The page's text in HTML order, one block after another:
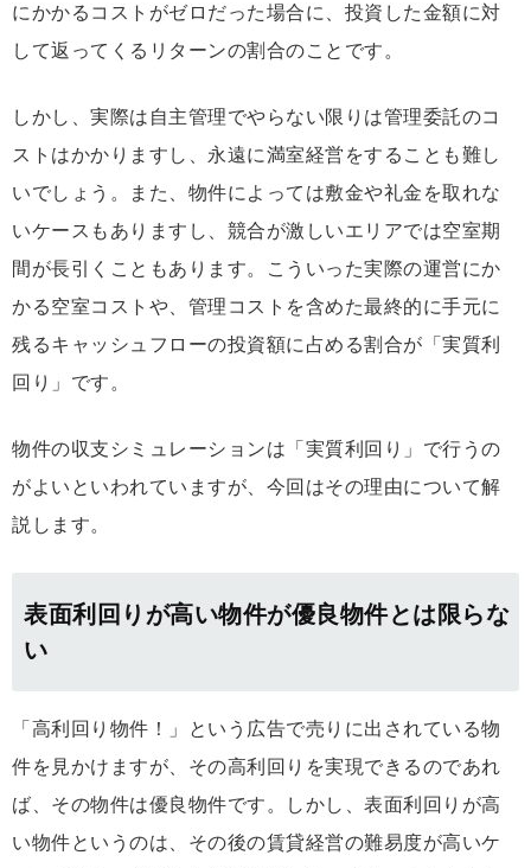
にかかるコストがゼロだった場合に、投資した金額に対
して返ってくるリターンの割合のことです。
しかし、実際は自主管理でやらない限りは管理委託のコ
ストはかかりますし、永遠に満室経営をすることも難し
いでしょう。また、物件によっては敷金や礼金を取れな
いケースもありますし、競合が激しいエリアでは空室期
間が長引くこともあります。こういった実際の運営にか
かる空室コストや、管理コストを含めた最終的に手元に
残るキャッシュフローの投資額に占める割合が「実質利
回り」です。
物件の収支シミュレーションは「実質利回り」で行うの
がよいといわれていますが、今回はその理由について解
説します。
表面利回りが高い物件が優良物件とは限らな
い
「高利回り物件！」という広告で売りに出されている物
件を見かけますが、その高利回りを実現できるのであれ
ば、その物件は優良物件です。しかし、表面利回りが高
い物件というのは、その後の賃貸経営の難易度が高いケ